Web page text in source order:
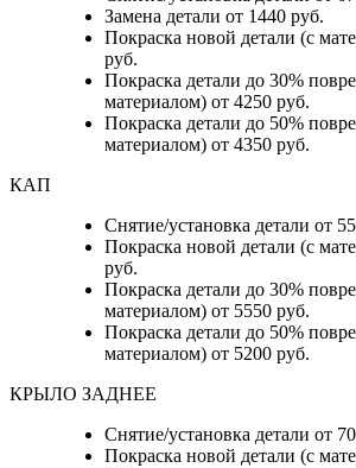
Замена детали от 1440 руб.
Покраска новой детали (с
руб.
Покраска детали до 30%
материалом) от 4250 руб.
Покраска детали до 50%
материалом) от 4350 руб.
КАП
Снятие/установка детали от
Покраска новой детали (с
руб.
Покраска детали до 30%
материалом) от 5550 руб.
Покраска детали до 50%
материалом) от 5200 руб.
КРЫЛО ЗАДНЕЕ
Снятие/установка детали от
Покраска новой детали (с